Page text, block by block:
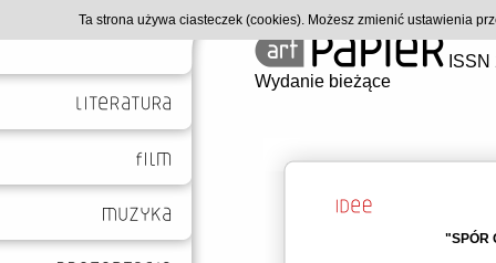
Wydanie bieżące
"SPÓR
Ta strona używa ciasteczek (cookies). Możesz zmienić ustawienia